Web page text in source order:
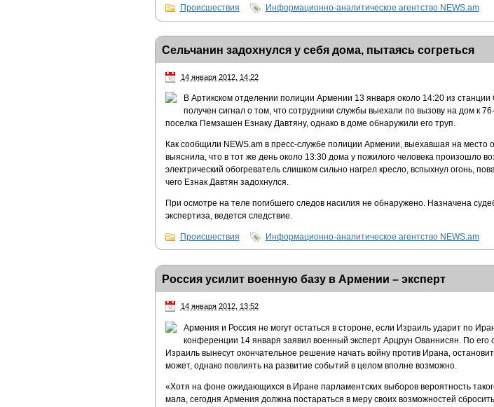
Происшествия Информационно-аналитическое агентство NEWS.am
Сельчанин задохнулся у себя дома, пытаясь согреться
14 января 2012, 14:22
В Артикском отделении полиции Армении 13 января около 14:20 из
получен сигнал о том, что сотрудники службы выехали по вызову на дом к
поселка Пемзашен Езнаку Давтяну, однако в доме обнаружили его труп.
Как сообщили NEWS.am в пресс-службе полиции Армении, выехавшая на место
выяснила, что в тот же день около 13:30 дома у пожилого человека произошло
электрический обогреватель слишком сильно нагрел кресло, вспыхнул огонь,
чего Езнак Давтян задохнулся.
При осмотре на теле погибшего следов насилия не обнаружено. Назначена
экспертиза, ведется следствие.
Происшествия Информационно-аналитическое агентство NEWS.am
Россия усилит военную базу в Армении – эксперт
14 января 2012, 13:52
Армения и Россия не могут остаться в стороне, если Израиль ударит по
конференции 14 января заявил военный эксперт Арцрун Ованнисян. По
Израиль вынесут окончательное решение начать войну против Ирана,
может, однако повлиять на развитие событий в целом вполне возможно.
«Хотя на фоне ожидающихся в Иране парламентских выборов вероятность
мала, сегодня Армения должна постараться в меру своих возможностей